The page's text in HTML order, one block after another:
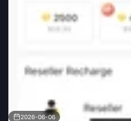
2026-06-06